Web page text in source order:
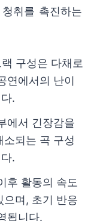
취를 촉진하는
구성은 다채로
연에서의 난이
.
에서 긴장감을
되는 곡 구성
.
후 활동의 속도
으며, 초기 반응
됩니다.